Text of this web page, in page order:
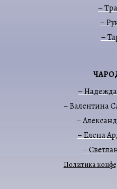
–
–
–
–
– Валентина
–
– Елена
–
Политика